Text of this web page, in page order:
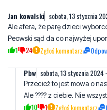
1 24 Zgłoś komentarz
Pbw sobota, 13 stycznia 2024
Przecież to jest mowa o
10 1 Zgłoś komentarz
Przychoctwo i
Oni takie są.